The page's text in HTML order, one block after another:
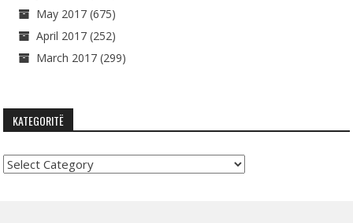
May 2017 (675)
April 2017 (252)
March 2017 (299)
KATEGORITË
Kategoritë